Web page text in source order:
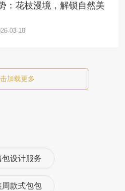
：花枝漫境，解锁自然美
03-18
加载更多
包设计服务
周款式包包